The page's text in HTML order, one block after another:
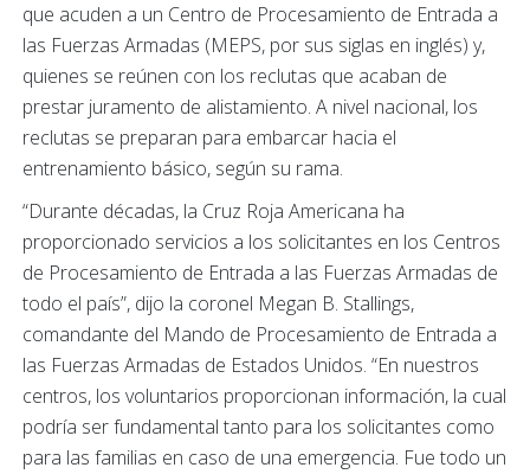
que acuden a un Centro de Procesamiento de Entrada a
las Fuerzas Armadas (MEPS, por sus siglas en inglés) y,
quienes se reúnen con los reclutas que acaban de
prestar juramento de alistamiento. A nivel nacional, los
reclutas se preparan para embarcar hacia el
entrenamiento básico, según su rama.
“Durante décadas, la Cruz Roja Americana ha
proporcionado servicios a los solicitantes en los Centros
de Procesamiento de Entrada a las Fuerzas Armadas de
todo el país”, dijo la coronel Megan B. Stallings,
comandante del Mando de Procesamiento de Entrada a
las Fuerzas Armadas de Estados Unidos. “En nuestros
centros, los voluntarios proporcionan información, la cual
podría ser fundamental tanto para los solicitantes como
para las familias en caso de una emergencia. Fue todo un